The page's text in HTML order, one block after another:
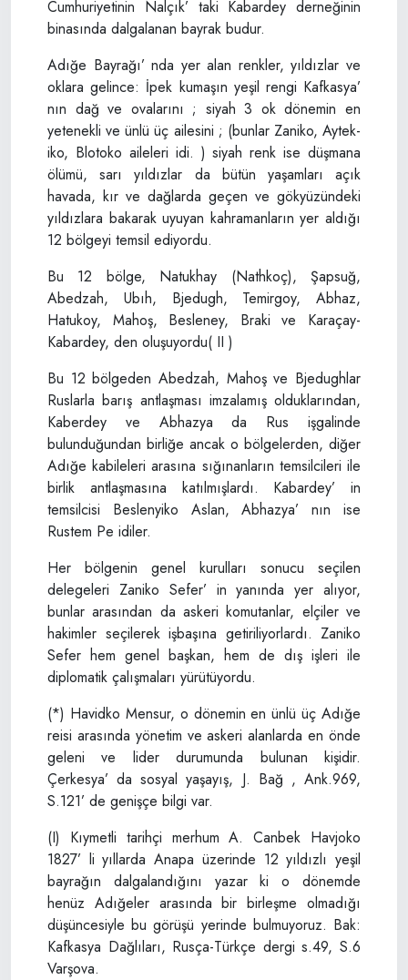
Cumhuriyetinin Nalçık’ taki Kabardey derneğinin
binasında dalgalanan bayrak budur.
Adığe Bayrağı’ nda yer alan renkler, yıldızlar ve
oklara gelince: İpek kumaşın yeşil rengi Kafkasya’
nın dağ ve ovalarını ; siyah 3 ok dönemin en
yetenekli ve ünlü üç ailesini ; (bunlar Zaniko, Aytek-
iko, Blotoko aileleri idi. ) siyah renk ise düşmana
ölümü, sarı yıldızlar da bütün yaşamları açık
havada, kır ve dağlarda geçen ve gökyüzündeki
yıldızlara bakarak uyuyan kahramanların yer aldığı
12 bölgeyi temsil ediyordu.
Bu 12 bölge, Natukhay (Nathkoç), Şapsuğ,
Abedzah, Ubıh, Bjedugh, Temirgoy, Abhaz,
Hatukoy, Mahoş, Besleney, Braki ve Karaçay-
Kabardey, den oluşuyordu( II )
Bu 12 bölgeden Abedzah, Mahoş ve Bjedughlar
Ruslarla barış antlaşması imzalamış olduklarından,
Kaberdey ve Abhazya da Rus işgalinde
bulunduğundan birliğe ancak o bölgelerden, diğer
Adığe kabileleri arasına sığınanların temsilcileri ile
birlik antlaşmasına katılmışlardı. Kabardey’ in
temsilcisi Beslenyiko Aslan, Abhazya’ nın ise
Rustem Pe idiler.
Her bölgenin genel kurulları sonucu seçilen
delegeleri Zaniko Sefer’ in yanında yer alıyor,
bunlar arasından da askeri komutanlar, elçiler ve
hakimler seçilerek işbaşına getiriliyorlardı. Zaniko
Sefer hem genel başkan, hem de dış işleri ile
diplomatik çalışmaları yürütüyordu.
(*) Havidko Mensur, o dönemin en ünlü üç Adığe
reisi arasında yönetim ve askeri alanlarda en önde
geleni ve lider durumunda bulunan kişidir.
Çerkesya’ da sosyal yaşayış, J. Bağ , Ank.969,
S.121’ de genişçe bilgi var.
(I) Kıymetli tarihçi merhum A. Canbek Havjoko
1827’ li yıllarda Anapa üzerinde 12 yıldızlı yeşil
bayrağın dalgalandığını yazar ki o dönemde
henüz Adığeler arasında bir birleşme olmadığı
düşüncesiyle bu görüşü yerinde bulmuyoruz. Bak:
Kafkasya Dağlıları, Rusça-Türkçe dergi s.49, S.6
Varşova.